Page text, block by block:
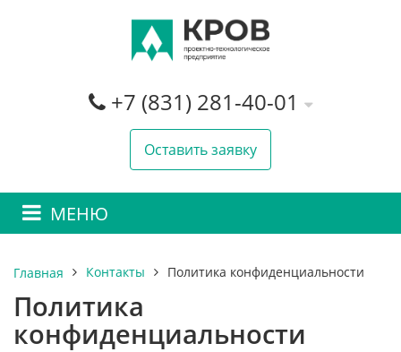
+7 (831) 281-40-01
Оставить заявку
МЕНЮ
Главная Контакты Политика конфиденциальности
Политика
конфиденциальности